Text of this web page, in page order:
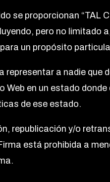
se proporcionan “TAL
pero no limitado
un propósito
representar a nadie que
Web en un estado
de ese estado.
republicación y/o
está prohibida a